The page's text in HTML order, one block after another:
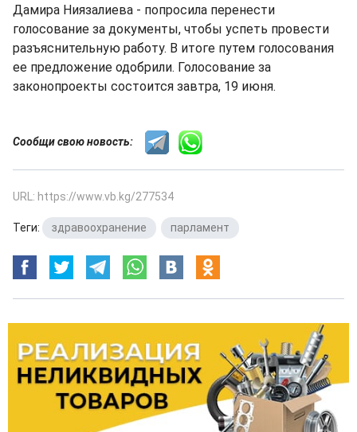
Дамира Ниязалиева - попросила перенести
голосование за документы, чтобы успеть провести
разъяснительную работу. В итоге путем голосования
ее предложение одобрили. Голосование за
законопроекты состоится завтра, 19 июня.
Сообщи свою новость:
URL: https://www.vb.kg/277534
Теги: здравоохранение парламент